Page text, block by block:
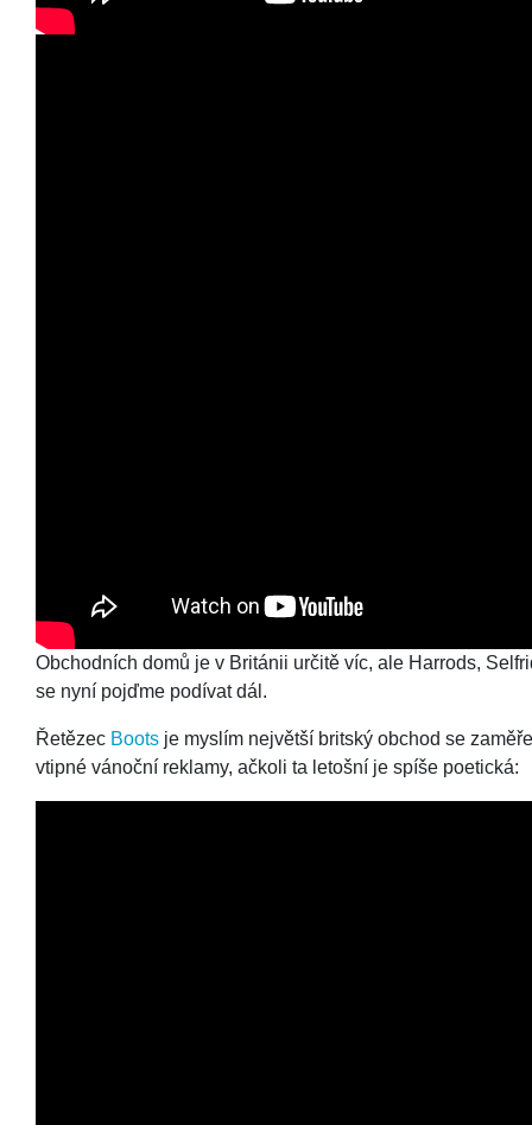
Obchodních domů je v Británii určitě víc, ale Harrods,
se nyní pojďme podívat dál.
Řetězec Boots je myslím největší britský obchod se
vtipné vánoční reklamy, ačkoli ta letošní je spíše poetická: